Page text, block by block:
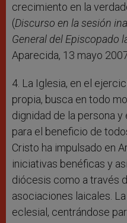
crecimiento en la
(Discurso en la sesión
General del Episcopado
Aparecida, 13 mayo
4. La Iglesia, en el
propia, busca en todo
dignidad de la persona
para el beneficio de
Cristo ha impulsado en
iniciativas benéficas y
diócesis como a través
asociaciones laicales.
eclesial, centrándose